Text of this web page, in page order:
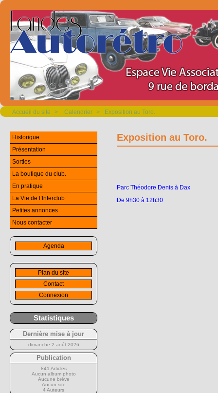
Accueil du site > Calendrier > Exposition au Toro.
Exposition au Toro.
Parc Théodore Denis à Dax
De 9h30 à 12h30
Historique
Présentation
Sorties
La boutique du club.
En pratique
La Vie de l’Interclub
Petites annonces
Nous contacter
Agenda
Plan du site
Contact
Connexion
Statistiques
Dernière mise à jour
dimanche 2 août 2026
Publication
841 Articles
Aucun album photo
Aucune brève
Aucun site
4 Auteurs